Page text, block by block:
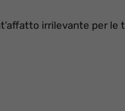
irrilevante per le